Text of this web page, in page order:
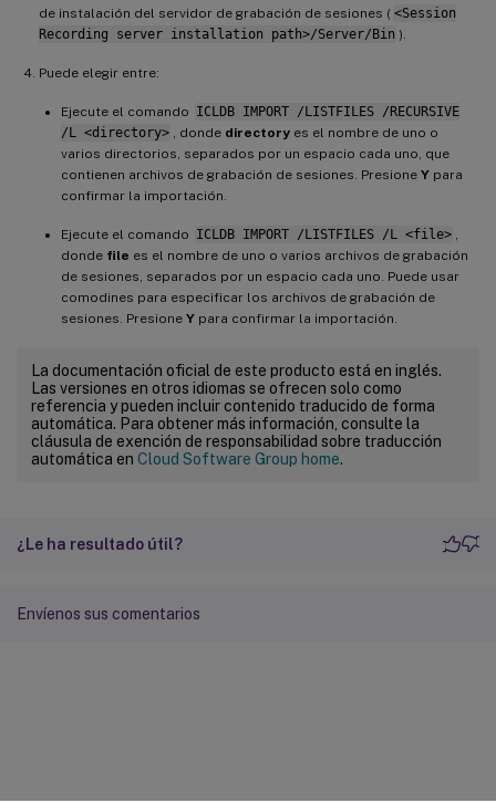
de instalación del servidor de grabación de sesiones ( <Session
Recording server installation path>/Server/Bin ).
Puede elegir entre:
Ejecute el comando ICLDB IMPORT /LISTFILES /RECURSIVE
/L <directory>
, donde directoryes el nombre de uno o
varios directorios, separados por un espacio cada uno, que
contienen archivos de grabación de sesiones. Presione Y para
confirmar la importación.
Ejecute el comando ICLDB IMPORT /LISTFILES /L <file>
donde file es el nombre de uno o varios archivos de grabación
de sesiones, separados por un espacio cada uno. Puede usar
comodines para especificar los archivos de grabación de
sesiones. Presione Y para confirmar la importación.
La documentación oficial de este producto está en inglés.
Las versiones en otros idiomas se ofrecen solo como
referencia y pueden incluir contenido traducido de forma
automática. Para obtener más información, consulte la
cláusula de exención de responsabilidad sobre traducción
automática en Cloud Software Group home.
¿Le ha resultado útil?
Envíenos sus comentarios